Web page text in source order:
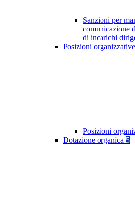
Sanzioni per
comunicazione
di incarichi
Posizioni organizzative
Posizioni
Dotazione organica 5